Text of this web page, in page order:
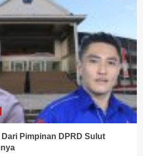
Pimpinan DPRD Sulut